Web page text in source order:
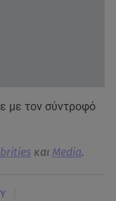
με τον σύντροφό
και Media.